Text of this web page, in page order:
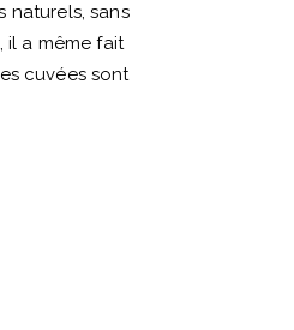
naturels, sans
a même fait
cuvées sont